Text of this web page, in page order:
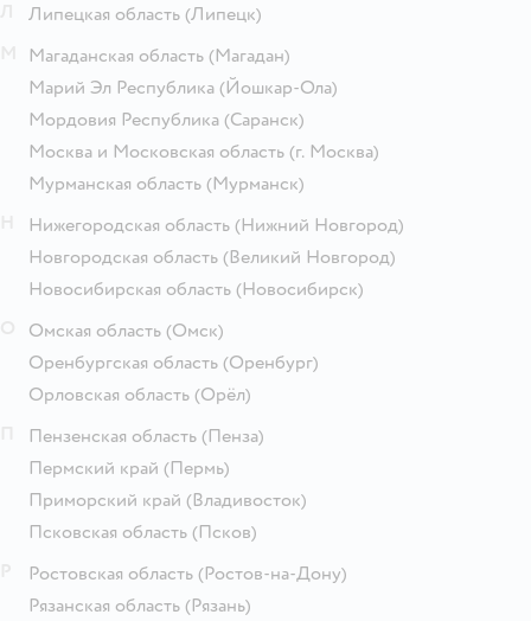
Липецкая область (Липецк)
Магаданская область (Магадан)
Марий Эл Республика (Йошкар-Ола)
Мордовия Республика (Саранск)
Москва и Московская область (г. Москва)
Мурманская область (Мурманск)
Нижегородская область (Нижний Новгород)
Новгородская область (Великий Новгород)
Новосибирская область (Новосибирск)
Омская область (Омск)
Оренбургская область (Оренбург)
Орловская область (Орёл)
Пензенская область (Пенза)
Пермский край (Пермь)
Приморский край (Владивосток)
Псковская область (Псков)
Ростовская область (Ростов-на-Дону)
Рязанская область (Рязань)